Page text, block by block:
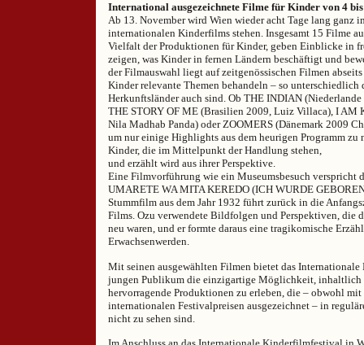
International ausgezeichnete Filme für Kinder von 4
Ab 13. November wird Wien wieder acht Tage lang ganz
internationalen Kinderfilms stehen. Insgesamt 15 Filme
Vielfalt der Produktionen für Kinder, geben Einblicke in
zeigen, was Kinder in fernen Ländern beschäftigt und
der Filmauswahl liegt auf zeitgenössischen Filmen
Kinder relevante Themen behandeln – so unterschiedlich
Herkunftsländer auch sind. Ob THE INDIAN
THE STORY OF ME (Brasilien 2009, Luiz Villaca), I
Nila Madhab Panda) oder ZOOMERS (Dänemark 2009
um nur einige Highlights aus dem heurigen Programm zu
Kinder, die im Mittelpunkt der Handlung stehen,
und erzählt wird aus ihrer Perspektive.
Eine Filmvorführung wie ein Museumsbesuch verspricht
UMARETE WA MITA KEREDO (ICH WURDE
Stummfilm aus dem Jahr 1932 führt zurück in die
Films. Ozu verwendete Bildfolgen und Perspektiven, die
neu waren, und er formte daraus eine tragikomische
Erwachsenwerden.
Mit seinen ausgewählten Filmen bietet das
jungen Publikum die einzigartige Möglichkeit, inhaltlich
hervorragende Produktionen zu erleben, die – obwohl mit
internationalen Festivalpreisen ausgezeichnet – in
nicht zu sehen sind.